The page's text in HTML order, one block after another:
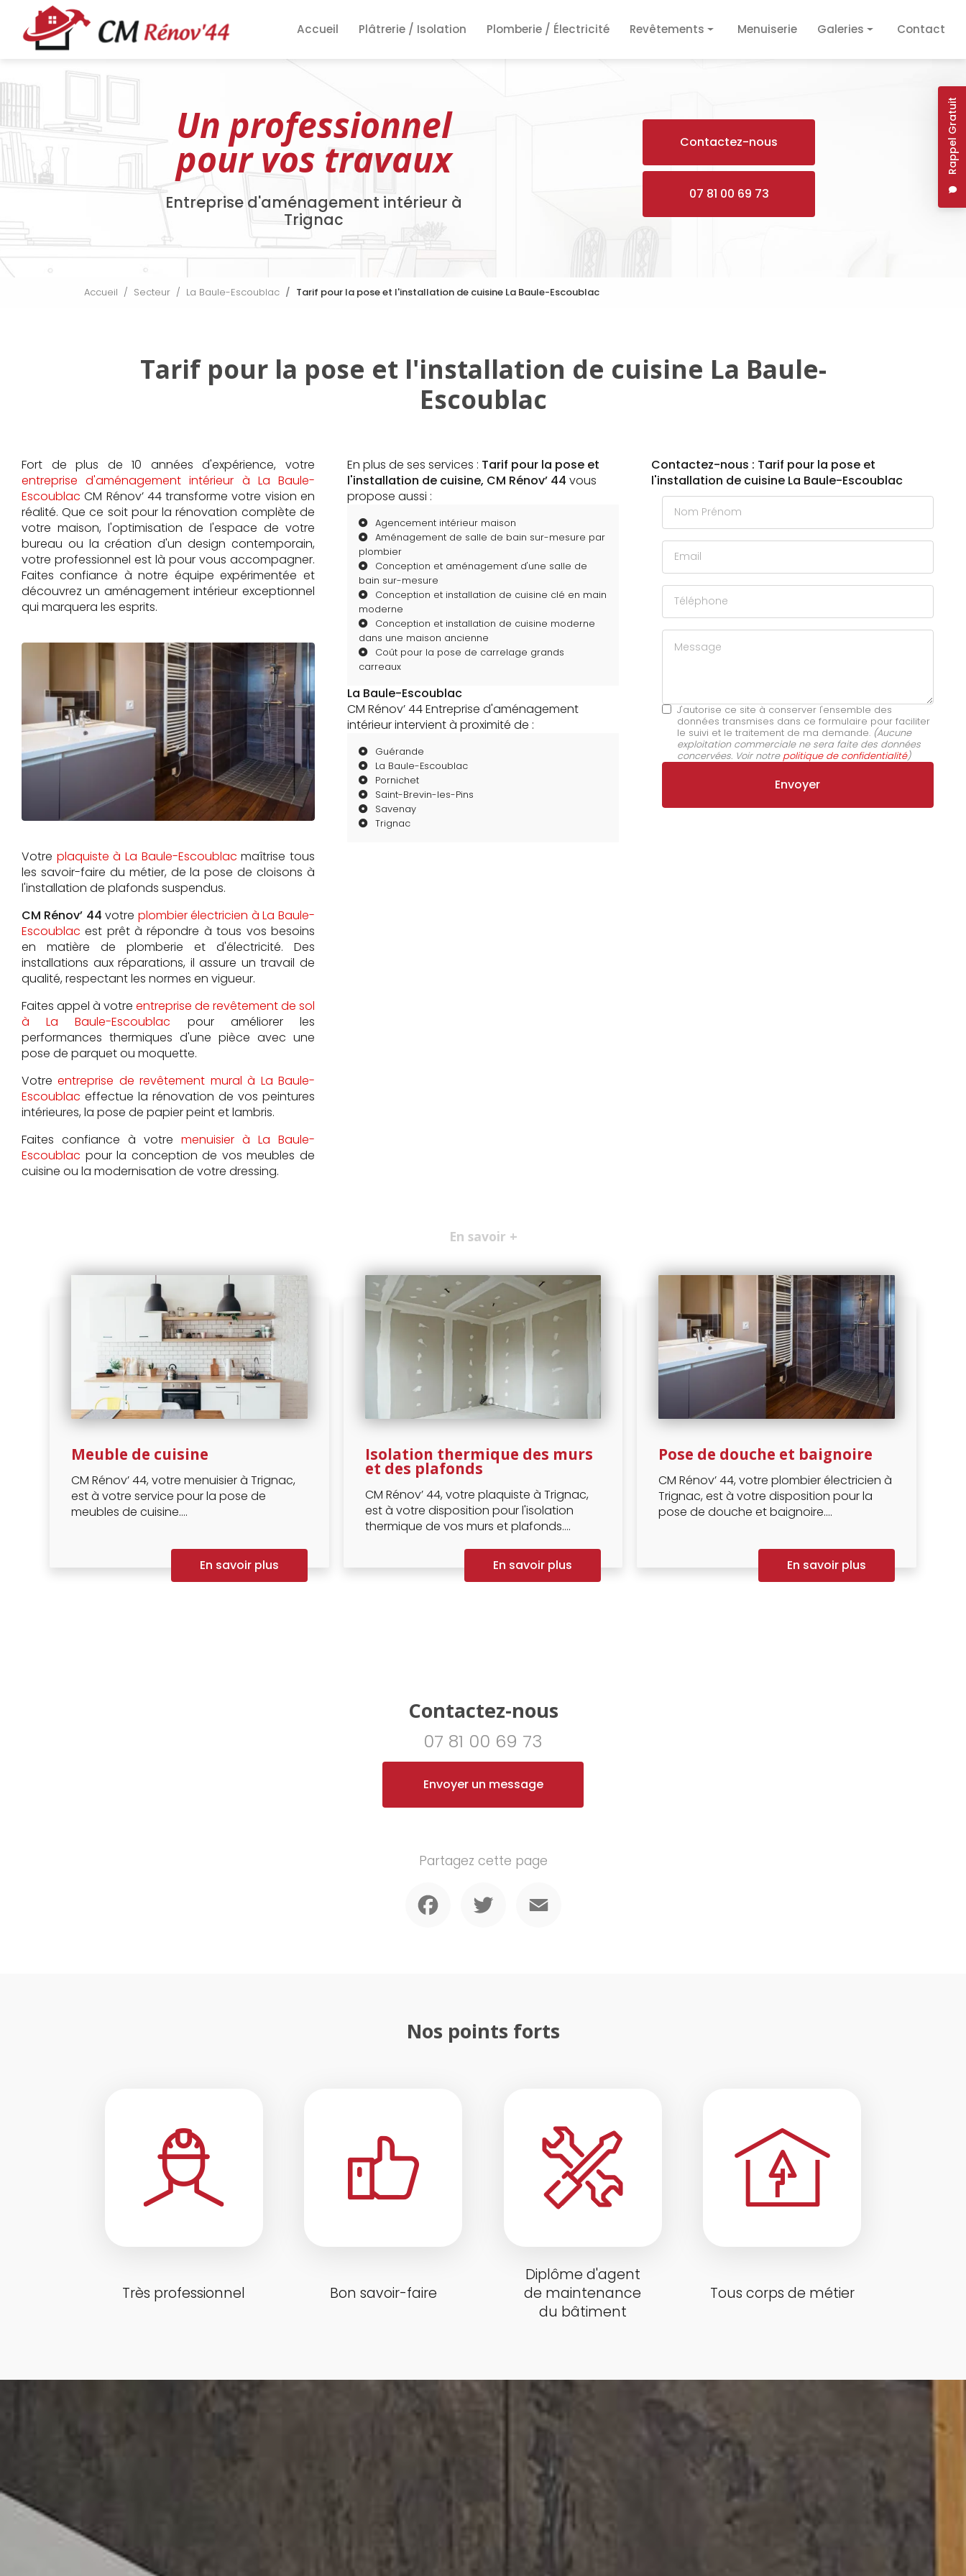
contenu
principal
Rappel Gratuit
Accueil Plâtrerie / Isolation Plomberie / Électricité Revêtements Menuiserie Galeries Contact
Un professionnel
pour vos travaux
Entreprise d'aménagement intérieur à
Trignac
Contactez-nous
07 81 00 69 73
Accueil Secteur La Baule-Escoublac Tarif pour la pose et l'installation de cuisine La Baule-Escoublac
Tarif pour la pose et l'installation de cuisine La Baule-
Escoublac
Fort de plus de 10 années d'expérience, votre
entreprise d'aménagement intérieur à La Baule-
Escoublac CM Rénov’ 44 transforme votre vision en
réalité. Que ce soit pour la rénovation complète de
votre maison, l'optimisation de l'espace de votre
bureau ou la création d'un design contemporain,
votre professionnel est là pour vous accompagner.
Faites confiance à notre équipe expérimentée et
découvrez un aménagement intérieur exceptionnel
qui marquera les esprits.
Votre plaquiste à La Baule-Escoublac maîtrise tous
les savoir-faire du métier, de la pose de cloisons à
l'installation de plafonds suspendus.
CM Rénov’ 44 votre plombier électricien à La Baule-
Escoublac est prêt à répondre à tous vos besoins
en matière de plomberie et d'électricité. Des
installations aux réparations, il assure un travail de
qualité, respectant les normes en vigueur.
Faites appel à votre entreprise de revêtement de sol
à La Baule-Escoublac pour améliorer les
performances thermiques d'une pièce avec une
pose de parquet ou moquette.
Votreentreprise de revêtement mural à La Baule-
Escoublac effectue la rénovation de vos peintures
intérieures, la pose de papier peint et lambris.
Faites confiance à votre menuisier à La Baule-
Escoublac pour la conception de vos meubles de
cuisine ou la modernisation de votre dressing.
En plus de ses services : Tarif pour la pose et
l'installation de cuisine, CM Rénov’ 44 vous
propose aussi :
Agencement intérieur maison
Aménagement de salle de bain sur-mesure par
plombier
Conception et aménagement d'une salle de
bain sur-mesure
Conception et installation de cuisine clé en main
moderne
Conception et installation de cuisine moderne
dans une maison ancienne
Coût pour la pose de carrelage grands
carreaux
La Baule-Escoublac
CM Rénov’ 44 Entreprise d'aménagement
intérieur intervient à proximité de :
Guérande
La Baule-Escoublac
Pornichet
Saint-Brevin-les-Pins
Savenay
Trignac
Contactez-nous : Tarif pour la pose et
l'installation de cuisine La Baule-Escoublac
Nom Prénom
Email
Téléphone
Message
J'autorise ce site à conserver l'ensemble des
données transmises dans ce formulaire pour faciliter
le suivi et le traitement de ma demande. (Aucune
exploitation commerciale ne sera faite des données
concervées. Voir notre politique de confidentialité)
En savoir +
Meuble de cuisine
CM Rénov’ 44, votre menuisier à Trignac,
est à votre service pour la pose de
meubles de cuisine....
En savoir plus
Isolation thermique des murs
et des plafonds
CM Rénov’ 44, votre plaquiste à Trignac,
est à votre disposition pour l'isolation
thermique de vos murs et plafonds....
En savoir plus
Pose de douche et baignoire
CM Rénov’ 44, votre plombier électricien à
Trignac, est à votre disposition pour la
pose de douche et baignoire....
En savoir plus
Contactez-nous
07 81 00 69 73
Envoyer un message
Partagez cette page
Nos points forts
Très professionnel Bon savoir-faire
Diplôme d'agent
de maintenance
du bâtiment
Tous corps de métier